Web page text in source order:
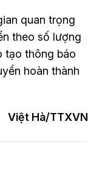
quan trọng
theo số lượng
tạo thông báo
hoàn thành
Việt Hà/TTXVN